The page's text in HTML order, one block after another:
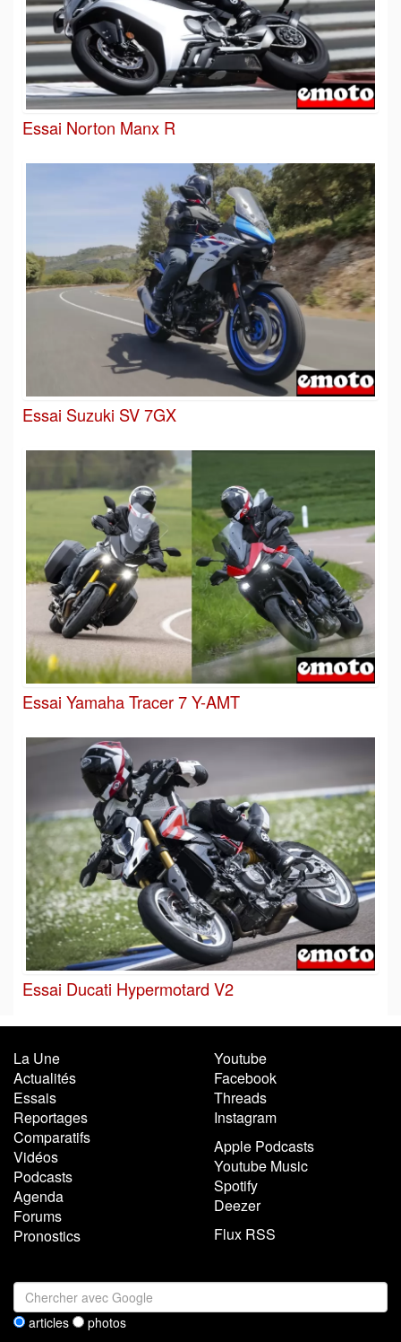
Essai Norton Manx R
Essai Suzuki SV 7GX
Essai Yamaha Tracer 7 Y-AMT
Essai Ducati Hypermotard V2
La Une
Actualités
Essais
Reportages
Comparatifs
Vidéos
Podcasts
Agenda
Forums
Pronostics
Youtube
Facebook
Threads
Instagram
Apple Podcasts
Youtube Music
Spotify
Deezer
Flux RSS
articles photos